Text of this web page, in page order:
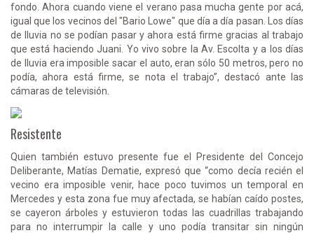
fondo. Ahora cuando viene el verano pasa mucha gente por acá,
igual que los vecinos del "Bario Lowe" que día a día pasan. Los días
de lluvia no se podían pasar y ahora está firme gracias al trabajo
que está haciendo Juani. Yo vivo sobre la Av. Escolta y a los días
de lluvia era imposible sacar el auto, eran sólo 50 metros, pero no
podía, ahora está firme, se nota el trabajo”, destacó ante las
cámaras de televisión.
Resistente
Quien también estuvo presente fue el Presidente del Concejo
Deliberante, Matías Dematie, expresó que “como decía recién el
vecino era imposible venir, hace poco tuvimos un temporal en
Mercedes y esta zona fue muy afectada, se habían caído postes,
se cayeron árboles y estuvieron todas las cuadrillas trabajando
para no interrumpir la calle y uno podía transitar sin ningún